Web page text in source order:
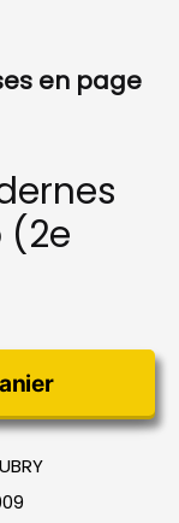
en page
(2e